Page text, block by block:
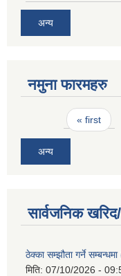
अन्य
नमुना फारमहरु
Pages« first
अन्य
सार्वजनिक
ठेक्का सम्झौता गर्ने
मिति: 07/10/2026 -